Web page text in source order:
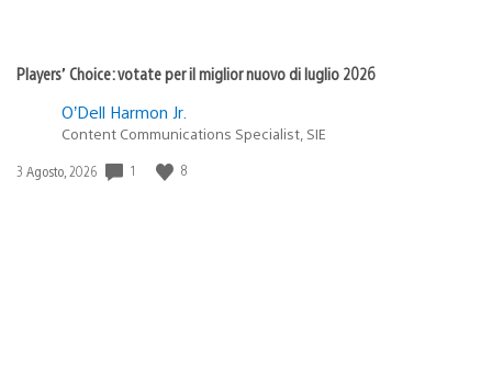
Players’ Choice: votate per il miglior nuovo di luglio 2026
O’Dell Harmon Jr.
Content Communications Specialist, SIE
Data
3 Agosto, 2026 1 8